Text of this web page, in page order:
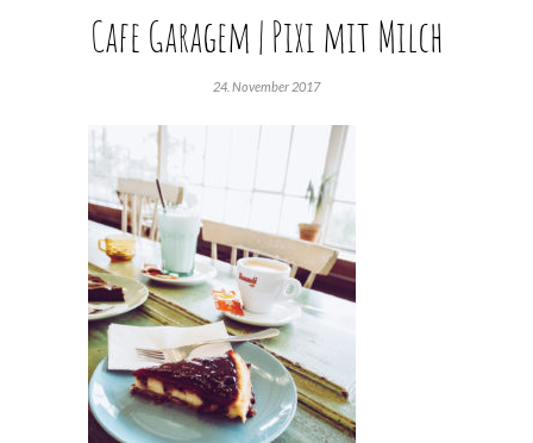
Cafe Garagem | Pixi mit Milch
24. November 2017